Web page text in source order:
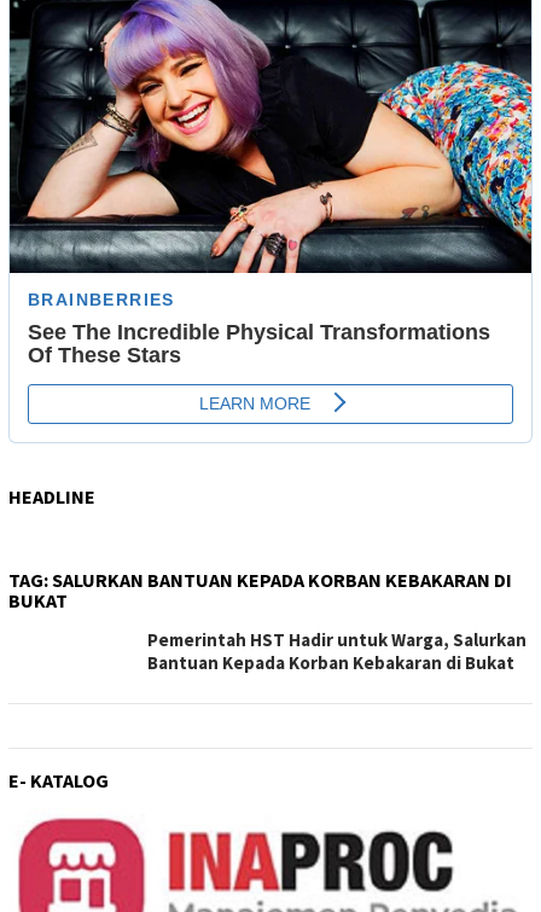
HEADLINE
TAG:SALURKAN BANTUAN KEPADA KORBAN KEBAKARAN DI
BUKAT
Pemerintah HST Hadir untuk Warga, Salurkan
Bantuan Kepada Korban Kebakaran di Bukat
E- KATALOG